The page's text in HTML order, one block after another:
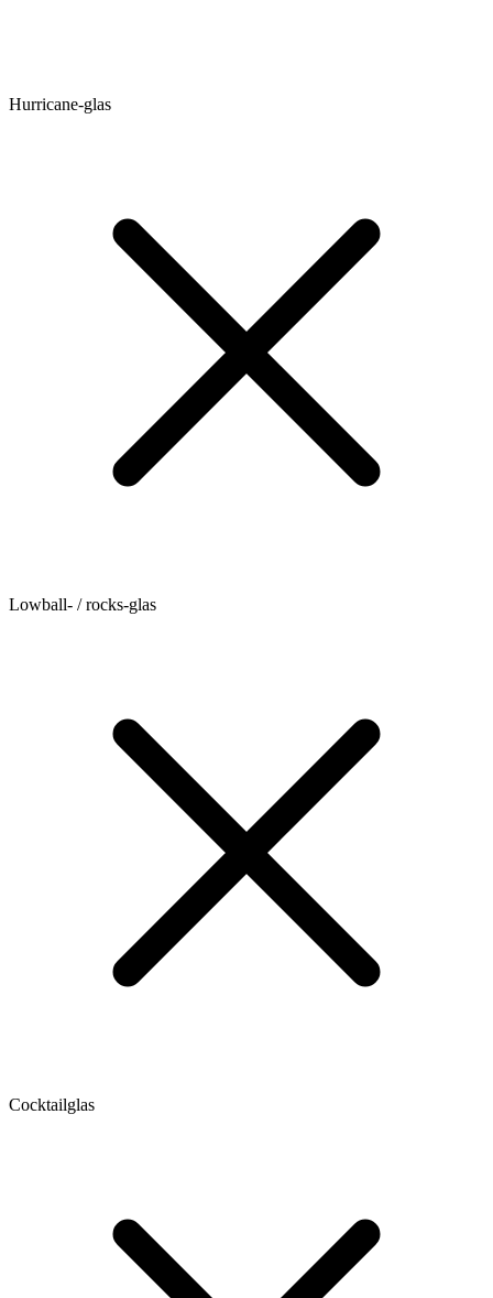
Hurricane-glas
Lowball- / rocks-glas
Cocktailglas